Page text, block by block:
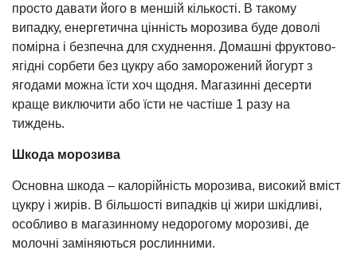
просто давати його в меншій кількості. В такому
випадку, енергетична цінність морозива буде доволі
помірна і безпечна для схуднення. Домашні фруктово-
ягідні сорбети без цукру або заморожений йогурт з
ягодами можна їсти хоч щодня. Магазинні десерти
краще виключити або їсти не частіше 1 разу на
тиждень.
Шкода морозива
Основна шкода – калорійність морозива, високий вміст
цукру і жирів. В більшості випадків ці жири шкідливі,
особливо в магазинному недорогому морозиві, де
молочні заміняються рослинними.